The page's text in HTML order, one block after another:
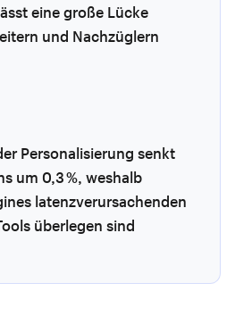
eine große Lücke
und Nachzüglern
Personalisierung senkt
um 0,3 %, weshalb
latenzverursachenden
überlegen sind